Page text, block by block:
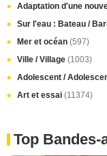
Adaptation d'une
Sur l'eau : Bateau /
Mer et océan (597)
Ville / Village (1003)
Adolescent /
Art et essai (11374)
Top Bandes-